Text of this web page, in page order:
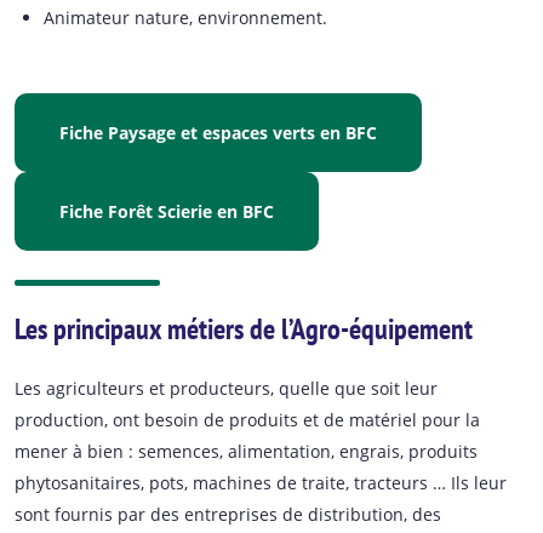
Animateur nature, environnement.
Fiche Paysage et espaces verts en BFC
Fiche Forêt Scierie en BFC
Les principaux métiers de l’Agro-équipement
Les agriculteurs et producteurs, quelle que soit leur
production, ont besoin de produits et de matériel pour la
mener à bien : semences, alimentation, engrais, produits
phytosanitaires, pots, machines de traite, tracteurs … Ils leur
sont fournis par des entreprises de distribution, des